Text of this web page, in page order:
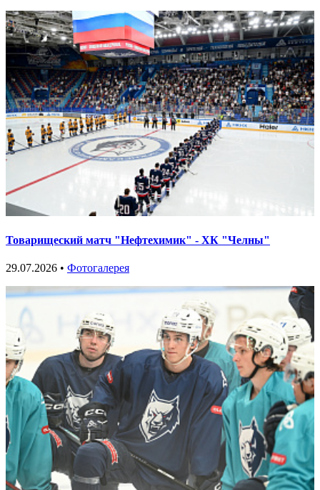
Товарищеский матч "Нефтехимик" - ХК "Челны"
29.07.2026 • Фотогалерея